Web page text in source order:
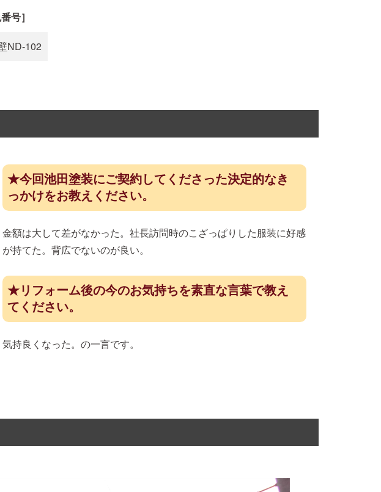
号］
ND-102
★今回池田塗装にご契約してくださった決定的なき
っかけをお教えください。
金額は大して差がなかった。社長訪問時のこざっぱりした服装に好感
が持てた。背広でないのが良い。
★リフォーム後の今のお気持ちを素直な言葉で教え
てください。
気持良くなった。の一言です。